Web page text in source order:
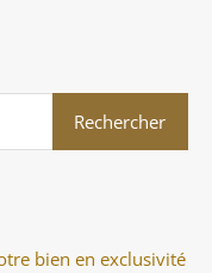
bien en exclusivité